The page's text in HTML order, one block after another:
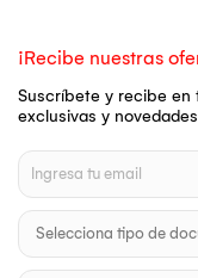
¡Recibe nuestras
Suscríbete y recibe en
exclusivas y novedades